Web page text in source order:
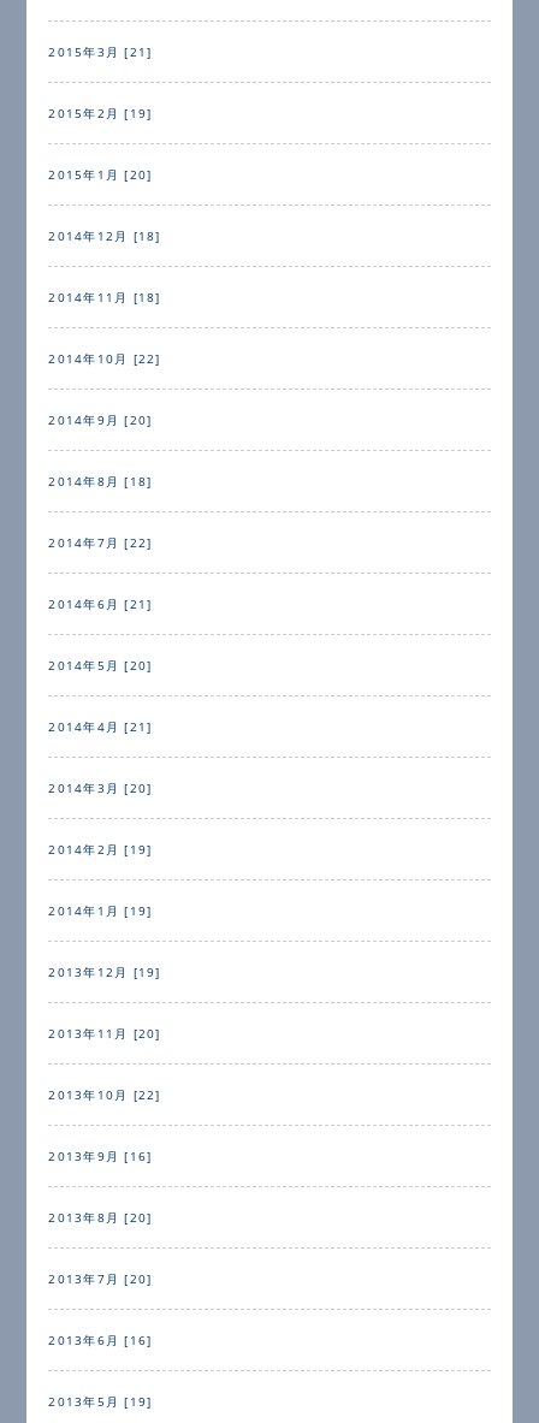
2015年3月 [21]
2015年2月 [19]
2015年1月 [20]
2014年12月 [18]
2014年11月 [18]
2014年10月 [22]
2014年9月 [20]
2014年8月 [18]
2014年7月 [22]
2014年6月 [21]
2014年5月 [20]
2014年4月 [21]
2014年3月 [20]
2014年2月 [19]
2014年1月 [19]
2013年12月 [19]
2013年11月 [20]
2013年10月 [22]
2013年9月 [16]
2013年8月 [20]
2013年7月 [20]
2013年6月 [16]
2013年5月 [19]